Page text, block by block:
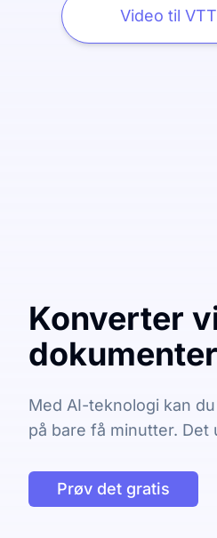
Video til VTT
Konverter
Med AI-teknologi kan
på bare få minutter.
Prøv det gratis